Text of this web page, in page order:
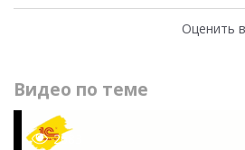
Оценить
Видео по теме
2683